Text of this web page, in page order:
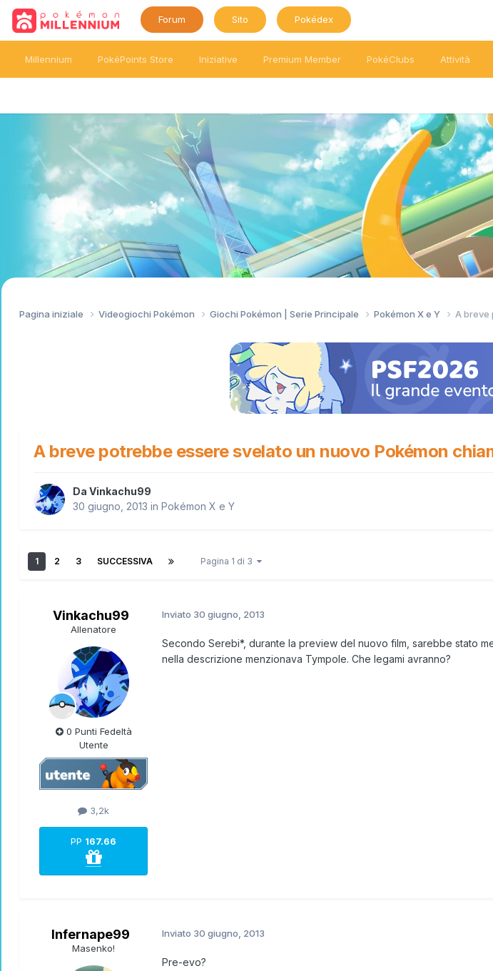
Forum Sito Pokédex
Millennium PokéPoints Store Iniziative Premium Member PokéClubs Attività
Pagina iniziale Videogiochi Pokémon Giochi Pokémon | Serie Principale Pokémon X e Y A breve
A breve potrebbe essere svelato un nuovo Pokémon
Da Vinkachu99
30 giugno, 2013 in Pokémon X e Y
1 2 3 SUCCESSIVA Pagina 1 di 3
Vinkachu99
Allenatore
0 Punti Fedeltà
Utente
3,2k
PP 167.66
Inviato 30 giugno, 2013
Secondo Serebi*, durante la preview del nuovo film, sarebbe stato
nella descrizione menzionava Tympole. Che legami avranno?
Infernape99
Masenko!
Inviato 30 giugno, 2013
Pre-evo?